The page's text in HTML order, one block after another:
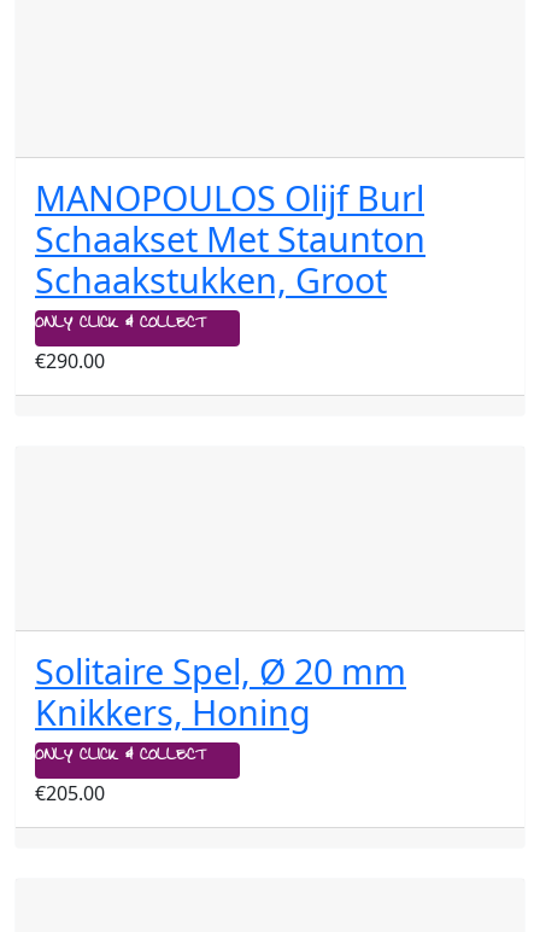
MANOPOULOS Olijf Burl
Schaakset Met Staunton
Schaakstukken, Groot
ONLY CLICK & COLLECT
€290.00
Solitaire Spel, Ø 20 mm
Knikkers, Honing
ONLY CLICK & COLLECT
€205.00